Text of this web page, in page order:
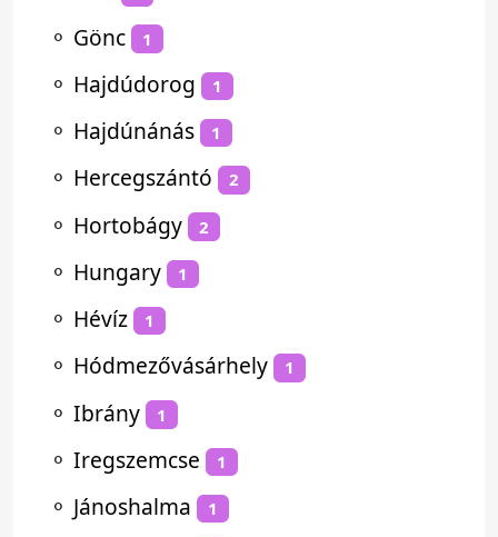
⚬ Gönc 1
⚬ Hajdúdorog 1
⚬ Hajdúnánás 1
⚬ Hercegszántó 2
⚬ Hortobágy 2
⚬ Hungary 1
⚬ Hévíz 1
⚬ Hódmezővásárhely 1
⚬ Ibrány 1
⚬ Iregszemcse 1
⚬ Jánoshalma 1